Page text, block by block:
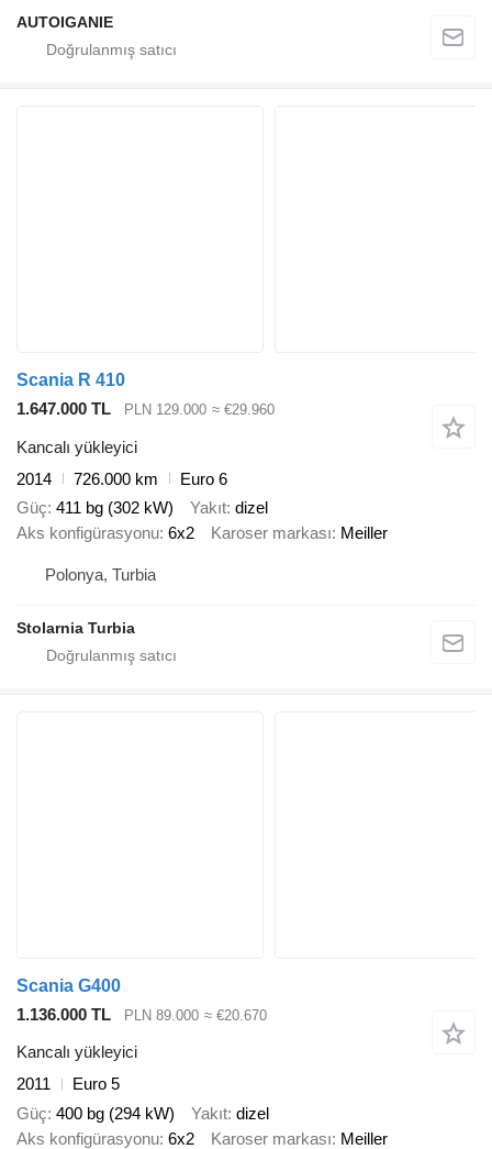
AUTOIGANIE
Scania R 410
1.647.000 TL
PLN 129.000 ≈ €29.960
Kancalı yükleyici
2014
726.000 km
Euro 6
Güç 411 bg (302 kW) Yakıt dizel
Aks konfigürasyonu 6x2 Karoser markası Meiller
Polonya, Turbia
Stolarnia Turbia
Scania G400
1.136.000 TL
PLN 89.000 ≈ €20.670
Kancalı yükleyici
2011
Euro 5
Güç 400 bg (294 kW) Yakıt dizel
Aks konfigürasyonu 6x2 Karoser markası Meiller